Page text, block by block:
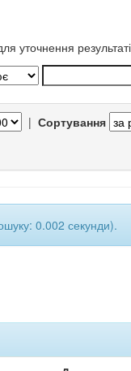
уточнення
| Сортування
0.002 секунди).